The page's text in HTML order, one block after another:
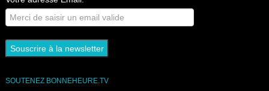
SOUTENEZ BONNEHEURE.TV